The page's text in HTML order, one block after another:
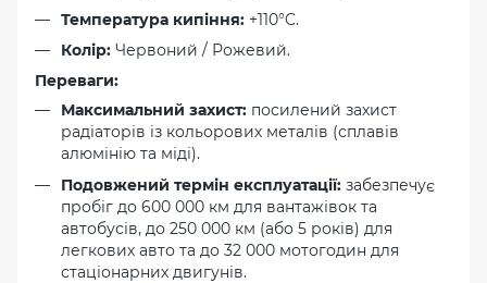
Температура кипіння: +110°C.
Колір: Червоний / Рожевий.
Переваги:
Максимальний захист: посилений захист
радіаторів із кольорових металів (сплавів
алюмінію та міді).
Подовжений термін експлуатації: забезпечує
пробіг до 600 000 км для вантажівок та
автобусів, до 250 000 км (або 5 років) для
легкових авто та до 32 000 мотогодин для
стаціонарних двигунів.